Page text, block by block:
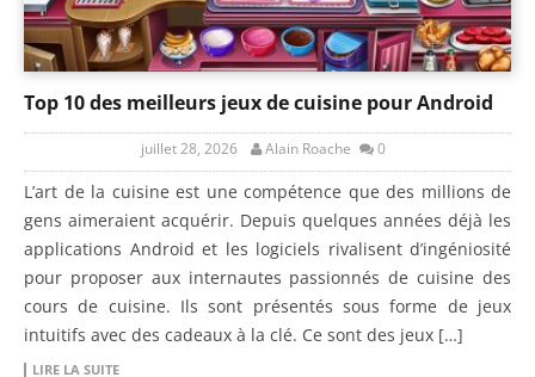
Top 10 des meilleurs jeux de cuisine pour Android
juillet 28, 2026 Alain Roache 0
L’art de la cuisine est une compétence que des millions de
gens aimeraient acquérir. Depuis quelques années déjà les
applications Android et les logiciels rivalisent d’ingéniosité
pour proposer aux internautes passionnés de cuisine des
cours de cuisine. Ils sont présentés sous forme de jeux
intuitifs avec des cadeaux à la clé. Ce sont des jeux […]
LIRE LA SUITE